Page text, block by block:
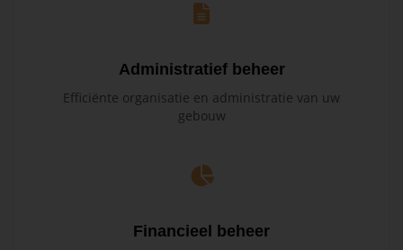
Administratief beheer
Efficiënte organisatie en administratie van uw
gebouw
Financieel beheer